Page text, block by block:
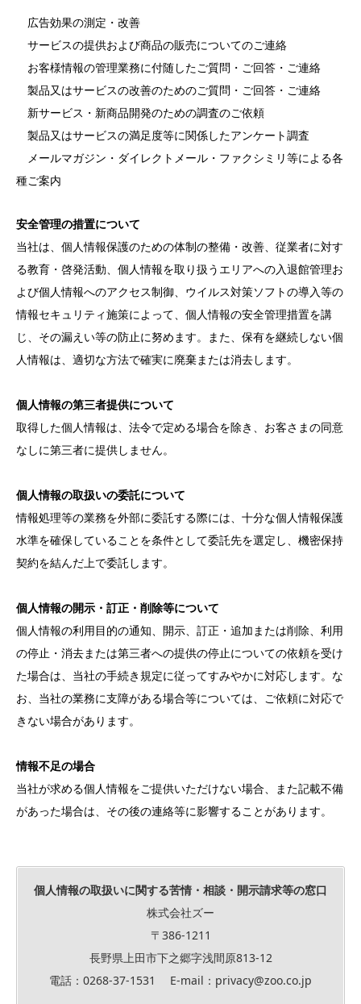
広告効果の測定・改善
サービスの提供および商品の販売についてのご連絡
お客様情報の管理業務に付随したご質問・ご回答・ご連絡
製品又はサービスの改善のためのご質問・ご回答・ご連絡
新サービス・新商品開発のための調査のご依頼
製品又はサービスの満足度等に関係したアンケート調査
メールマガジン・ダイレクトメール・ファクシミリ等による各
種ご案内
安全管理の措置について
当社は、個人情報保護のための体制の整備・改善、従業者に対す
る教育・啓発活動、個人情報を取り扱うエリアへの入退館管理お
よび個人情報へのアクセス制御、ウイルス対策ソフトの導入等の
情報セキュリティ施策によって、個人情報の安全管理措置を講
じ、その漏えい等の防止に努めます。また、保有を継続しない個
人情報は、適切な方法で確実に廃棄または消去します。
個人情報の第三者提供について
取得した個人情報は、法令で定める場合を除き、お客さまの同意
なしに第三者に提供しません。
個人情報の取扱いの委託について
情報処理等の業務を外部に委託する際には、十分な個人情報保護
水準を確保していることを条件として委託先を選定し、機密保持
契約を結んだ上で委託します。
個人情報の開示・訂正・削除等について
個人情報の利用目的の通知、開示、訂正・追加または削除、利用
の停止・消去または第三者への提供の停止についての依頼を受け
た場合は、当社の手続き規定に従ってすみやかに対応します。な
お、当社の業務に支障がある場合等については、ご依頼に対応で
きない場合があります。
情報不足の場合
当社が求める個人情報をご提供いただけない場合、また記載不備
があった場合は、その後の連絡等に影響することがあります。
個人情報の取扱いに関する苦情・相談・開示請求等の窓口
株式会社ズー
〒386-1211
長野県上田市下之郷字浅間原813-12
電話：0268-37-1531 E-mail：privacy@zoo.co.jp